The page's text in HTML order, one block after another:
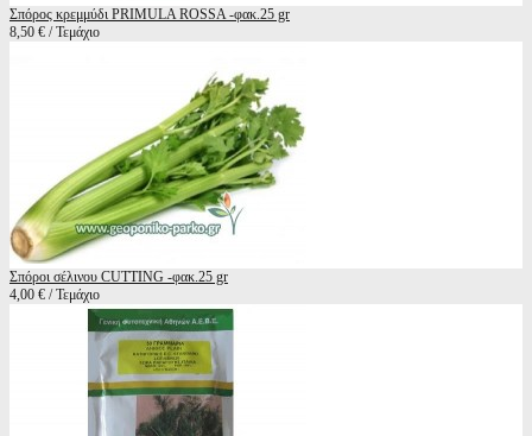
Σπόρος κρεμμύδι PRIMULA ROSSA -φακ.25 gr
8,50 € / Τεμάχιο
Σπόροι σέλινου CUTTING -φακ.25 gr
4,00 € / Τεμάχιο